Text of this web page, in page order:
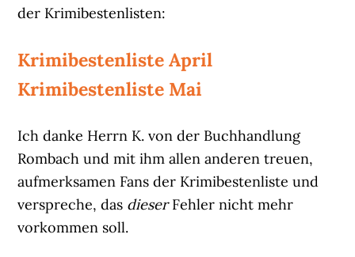
der Krimibestenlisten:
Krimibestenliste April
Krimibestenliste Mai
Ich danke Herrn K. von der Buchhandlung
Rombach und mit ihm allen anderen treuen,
aufmerksamen Fans der Krimibestenliste und
verspreche, das dieserFehler nicht mehr
vorkommen soll.